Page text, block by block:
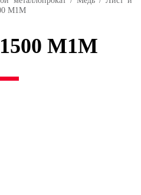
М1М
М1М